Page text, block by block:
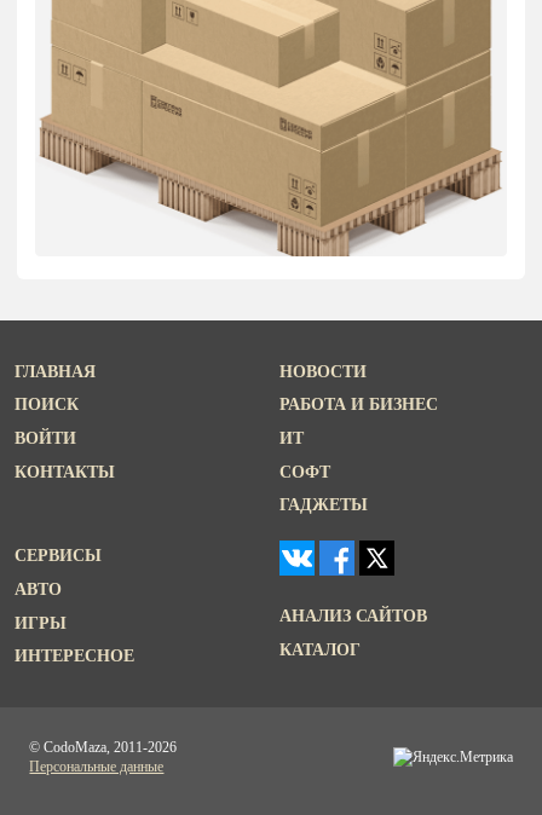
ГЛАВНАЯ
ПОИСК
ВОЙТИ
КОНТАКТЫ
НОВОСТИ
РАБОТА И БИЗНЕС
ИТ
СОФТ
ГАДЖЕТЫ
СЕРВИСЫ
АВТО
ИГРЫ
ИНТЕРЕСНОЕ
АНАЛИЗ САЙТОВ
КАТАЛОГ
© CodoMaza, 2011-2026
Персональные данные